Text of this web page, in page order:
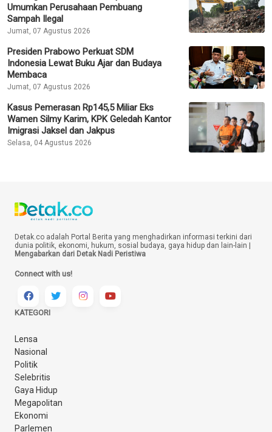
Umumkan Perusahaan Pembuang
Sampah Ilegal
Jumat, 07 Agustus 2026
Presiden Prabowo Perkuat SDM
Indonesia Lewat Buku Ajar dan Budaya
Membaca
Jumat, 07 Agustus 2026
Kasus Pemerasan Rp145,5 Miliar Eks
Wamen Silmy Karim, KPK Geledah Kantor
Imigrasi Jaksel dan Jakpus
Selasa, 04 Agustus 2026
Detak.co adalah Portal Berita yang menghadirkan informasi terkini dari
dunia politik, ekonomi, hukum, sosial budaya, gaya hidup dan lain-lain |
Mengabarkan dari Detak Nadi Peristiwa
Connect with us!
KATEGORI
Lensa
Nasional
Politik
Selebritis
Gaya Hidup
Megapolitan
Ekonomi
Parlemen